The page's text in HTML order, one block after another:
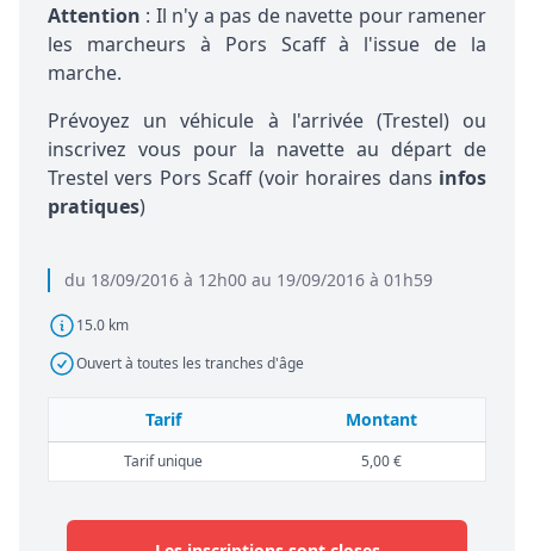
du 18/09/2016 à 12h00 au 19/09/2016 à 01h59
15.0 km
Ouvert à toutes les tranches d'âge
Attention : Il n'y a pas de navette pour ramener
les marcheurs à Pors Scaff à l'issue de la
marche.
Prévoyez un véhicule à l'arrivée (Trestel) ou
inscrivez vous pour la navette au départ de
Trestel vers Pors Scaff (voir horaires dans infos
pratiques)
Tarif Montant
Tarif unique 5,00 €